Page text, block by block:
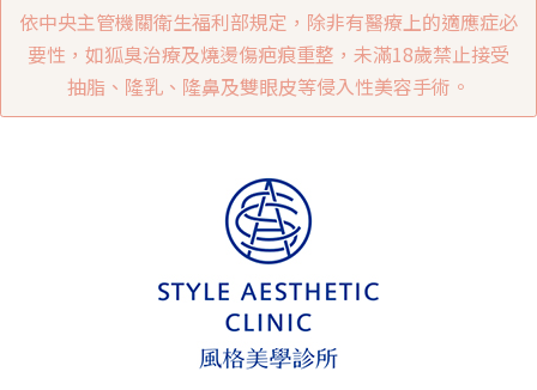
依中央主管機關衛生福利部規定，除非有醫療上的適應症必
要性，如狐臭治療及燒燙傷疤痕重整，未滿18歲禁止接受
抽脂、隆乳、隆鼻及雙眼皮等侵入性美容手術。